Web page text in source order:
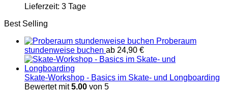
Lieferzeit: 3 Tage
Best Selling
Proberaum
stundenweise buchen ab 24,90 €
Skate-Workshop - Basics im Skate- und Longboarding
Bewertet mit5.00 von 5